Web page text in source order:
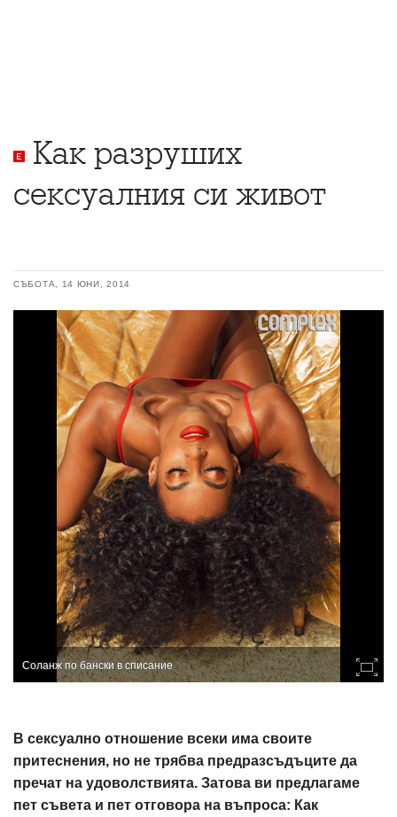
Как разруших
сексуалния си живот
СЪБОТА, 14 ЮНИ, 2014
Соланж по бански в списание
В сексуално отношение всеки има своите
притеснения, но не трябва предразсъдъците да
пречат на удоволствията. Затова ви предлагаме
пет съвета и пет отговора на въпроса: Как